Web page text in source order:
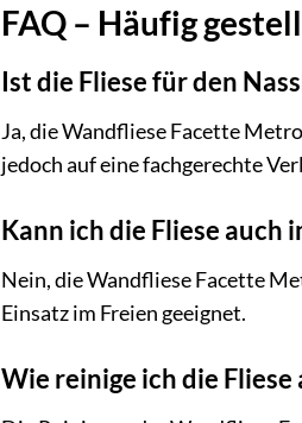
FAQ – Häufig
Ist die Fliese für den
Ja, die Wandfliese Facette
jedoch auf eine fachgerechte
Kann ich die Fliese auch
Nein, die Wandfliese Facette
Einsatz im Freien geeignet.
Wie reinige ich die Fliese